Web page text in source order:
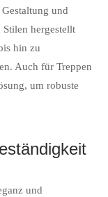
und
hergestellt
hin zu
Auch für Treppen
um robuste
und